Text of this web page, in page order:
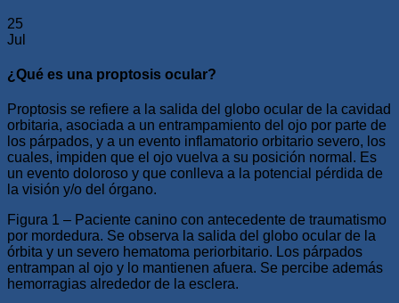
25
Jul
¿Qué es una proptosis ocular?
Proptosis se refiere a la salida del globo ocular de la cavidad
orbitaria, asociada a un entrampamiento del ojo por parte de
los párpados, y a un evento inflamatorio orbitario severo, los
cuales, impiden que el ojo vuelva a su posición normal. Es
un evento doloroso y que conlleva a la potencial pérdida de
la visión y/o del órgano.
Figura 1 – Paciente canino con antecedente de traumatismo
por mordedura. Se observa la salida del globo ocular de la
órbita y un severo hematoma periorbitario. Los párpados
entrampan al ojo y lo mantienen afuera. Se percibe además
hemorragias alrededor de la esclera.